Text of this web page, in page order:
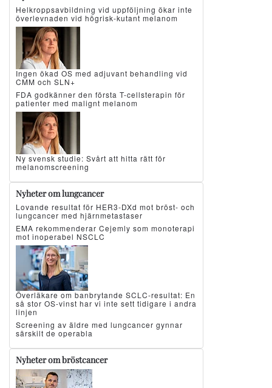
Helkroppsavbildning vid uppföljning ökar inte
överlevnaden vid högrisk-kutant melanom
Ingen ökad OS med adjuvant behandling vid
CMM och SLN+
FDA godkänner den första T-cellsterapin för
patienter med malignt melanom
Ny svensk studie: Svårt att hitta rätt för
melanomscreening
Nyheter om lungcancer
Lovande resultat för HER3-DXd mot bröst- och
lungcancer med hjärnmetastaser
EMA rekommenderar Cejemly som monoterapi
mot inoperabel NSCLC
Överläkare om banbrytande SCLC-resultat: En
så stor OS-vinst har vi inte sett tidigare i andra
linjen
Screening av äldre med lungcancer gynnar
särskilt de operabla
Nyheter om bröstcancer